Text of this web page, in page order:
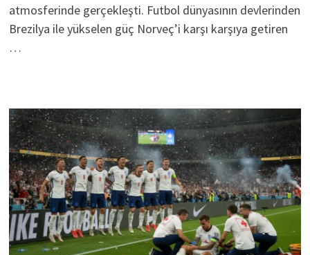
atmosferinde gerçekleşti. Futbol dünyasının devlerinden
Brezilya ile yükselen güç Norveç’i karşı karşıya getiren
…